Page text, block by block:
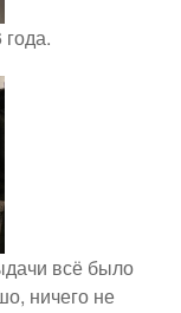
всё было
ничего не